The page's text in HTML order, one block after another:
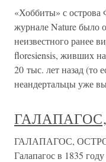
«Хоббиты» с острова
журнале Nature было
неизвестного ранее
floresiensis, живших
20 тыс. лет назад (то
неандертальцы уже
ГАЛАПАГОС,
Галапагос в 1835